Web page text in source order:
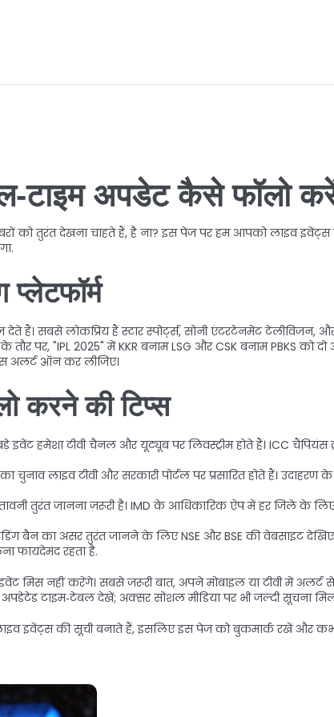
अपडेट कैसे फॉलो
को तुरंत देखना चाहते हैं, है ना? इस पेज पर हम आपको लाइव इवेंट्स
सबसे लोकप्रिय हैं स्टार स्पोर्ट्स, सोनी एंटरटेनमेंट टेलीविजन, और
पर, "IPL 2025" में KKR बनाम LSG और CSK बनाम PBKS को
अलर्ट ऑन कर लीजिए।
करने की टिप्स
हमेशा टीवी चैनल और यूट्यूब पर लिवस्ट्रीम होते हैं। ICC चैंपियंस
चुनाव लाइव टीवी और सरकारी पोर्टल पर प्रसारित होते हैं।
तुरंत जानना ज़रूरी है। IMD के आधिकारिक ऐप में हर जिले के
बैन का असर तुरंत जानने के लिए NSE और BSE की वेबसाइट
फायदेमंद रहता है.
मिस नहीं करेंगे। सबसे जरूरी बात, अपने मोबाइल या टीवी में
टाइम‑टेबल देखें; अक्सर सोशल मीडिया पर भी जल्दी सूचना
इवेंट्स की सूची बनाते हैं, इसलिए इस पेज को बुकमार्क रखें और